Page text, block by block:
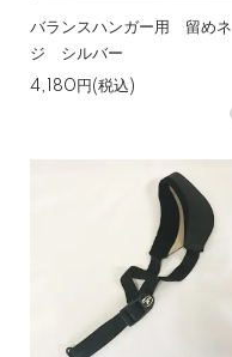
バランスハンガー用 留めネ
ジ シルバー
4,180円(税込)